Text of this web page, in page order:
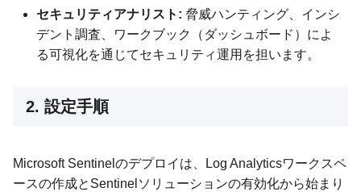
セキュリティアナリスト: 脅威ハンティング、インシ
デント調査、ワークブック（ダッシュボード）によ
る可視化を通じてセキュリティ運用を担います。
2. 設定手順
Microsoft Sentinelのデプロイは、Log Analyticsワークスペ
ースの作成とSentinelソリューションの有効化から始まり